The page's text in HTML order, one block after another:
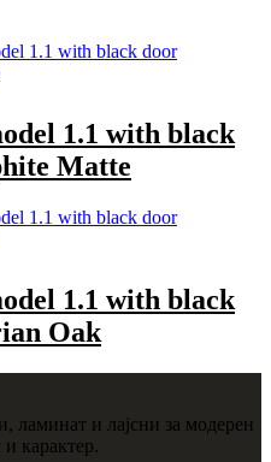
1.1 with black
Matte
1.1 with black
Oak
ламинат и лајсни за модерен
карактер.